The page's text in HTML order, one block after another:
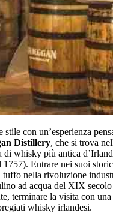
con un’esperienza
Distillery, che si trova
whisky più antica
Entrare nei suoi
tuffo nella rivoluzione
ad acqua del XIX
terminare la visita con
whisky irlandesi.